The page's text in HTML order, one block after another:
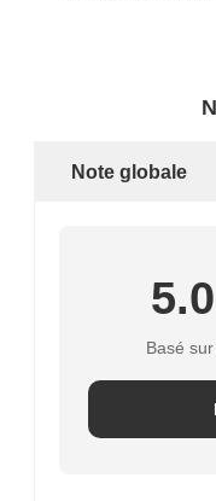
Note globale
5.0
Basé